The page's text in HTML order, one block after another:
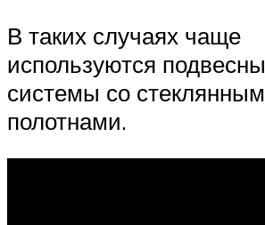
В таких случаях чаще
используются
системы со
полотнами.